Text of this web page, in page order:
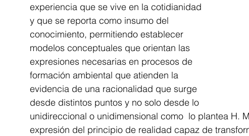
experiencia que se vive en la cotidianidad
y que se reporta como insumo del
conocimiento, permitiendo establecer
modelos conceptuales que orientan las
expresiones necesarias en procesos de
formación ambiental que atienden la
evidencia de una racionalidad que surge
desde distintos puntos y no solo desde lo
unidireccional o unidimensional como  lo plantea H.
expresión del principio de realidad capaz de